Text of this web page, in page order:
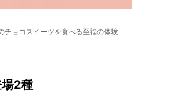
チョコスイーツを食べる至福の体験
2種